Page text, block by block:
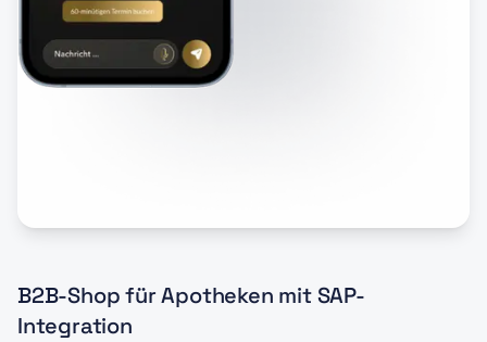
B2B-Shop für Apotheken mit SAP-
Integration